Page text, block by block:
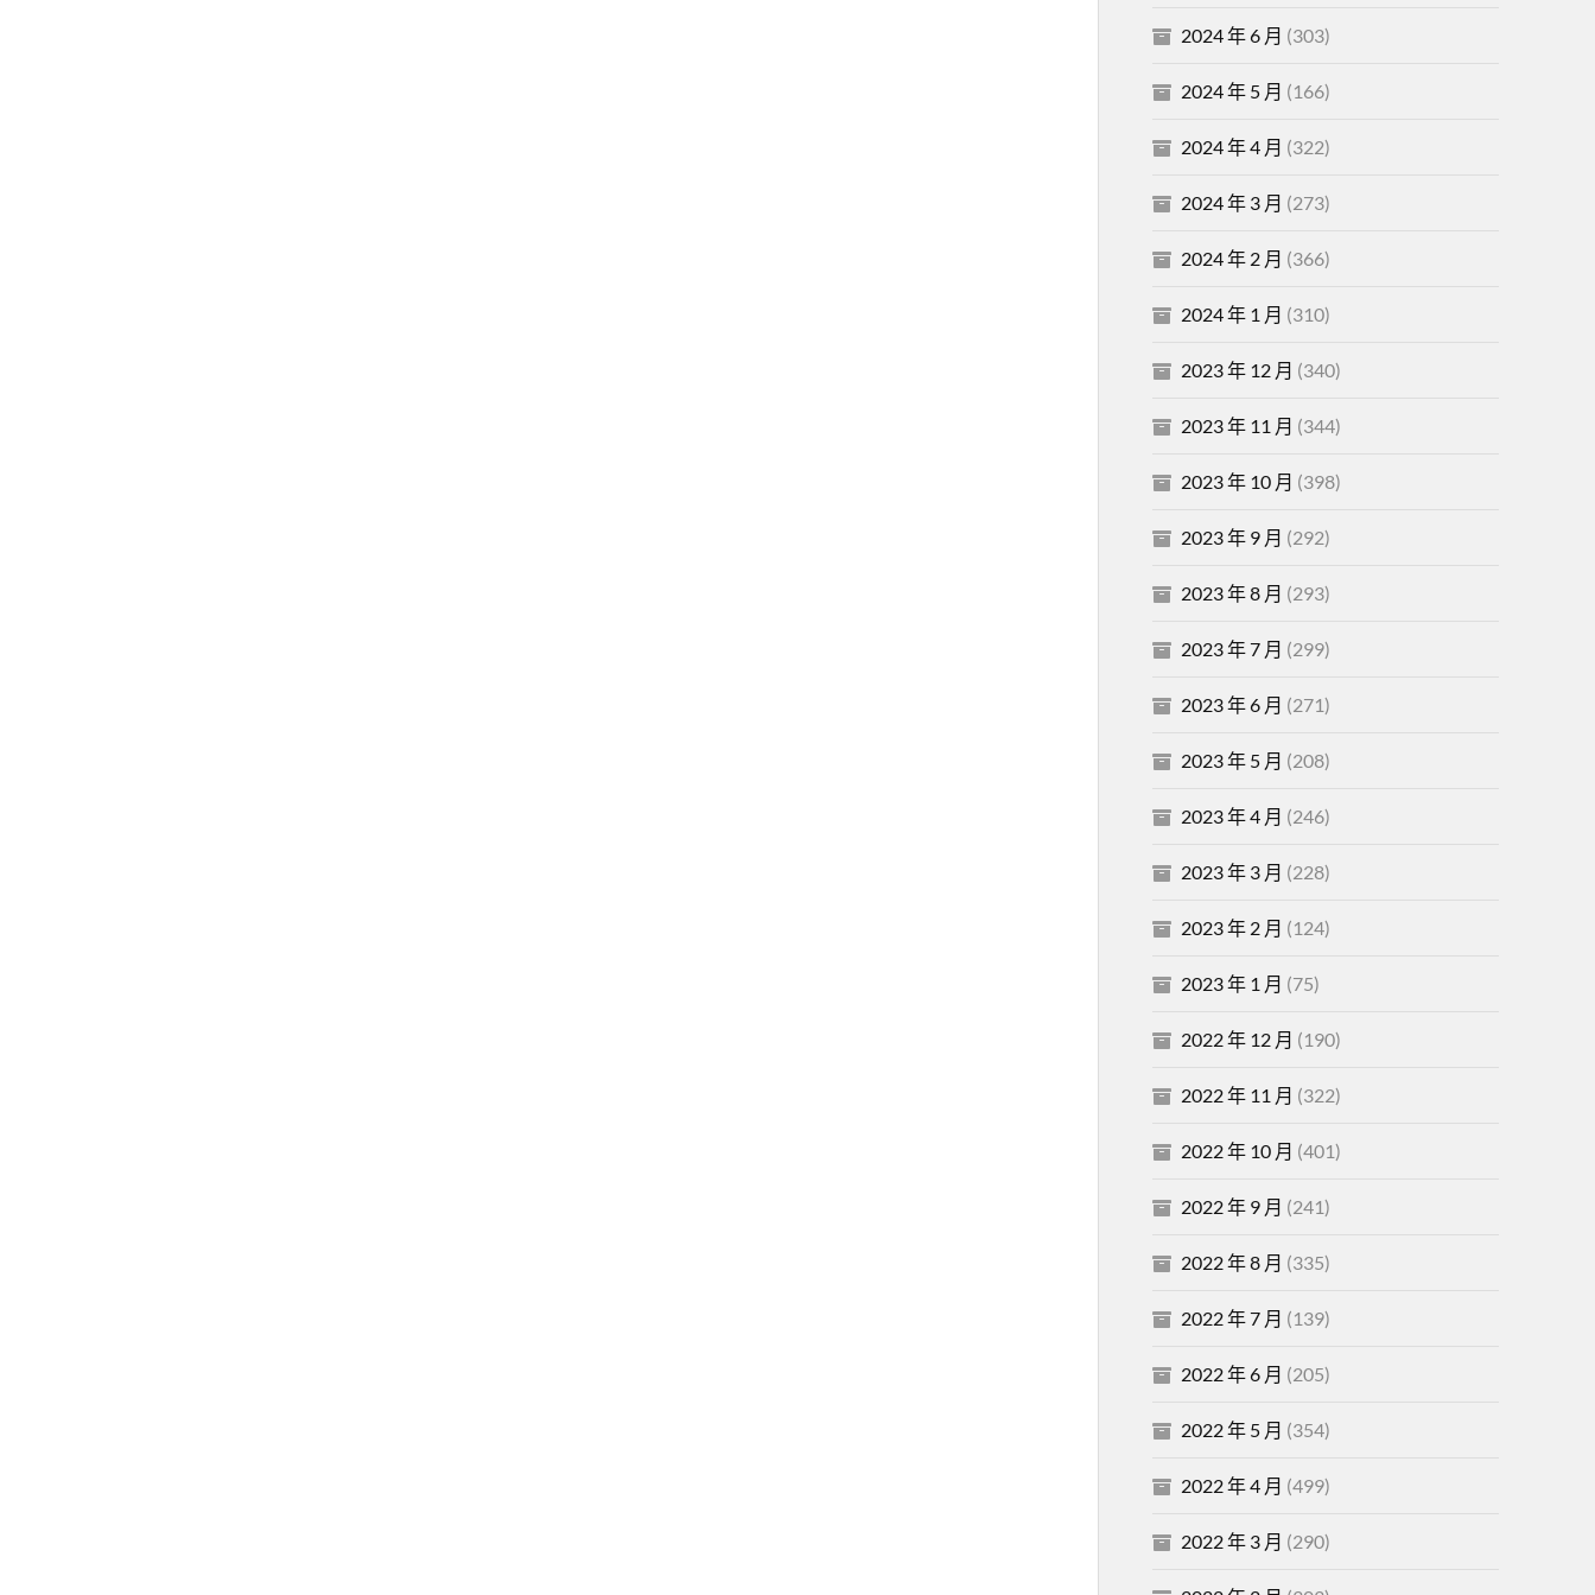
2024 年 6 月 (303)
2024 年 5 月 (166)
2024 年 4 月 (322)
2024 年 3 月 (273)
2024 年 2 月 (366)
2024 年 1 月 (310)
2023 年 12 月 (340)
2023 年 11 月 (344)
2023 年 10 月 (398)
2023 年 9 月 (292)
2023 年 8 月 (293)
2023 年 7 月 (299)
2023 年 6 月 (271)
2023 年 5 月 (208)
2023 年 4 月 (246)
2023 年 3 月 (228)
2023 年 2 月 (124)
2023 年 1 月 (75)
2022 年 12 月 (190)
2022 年 11 月 (322)
2022 年 10 月 (401)
2022 年 9 月 (241)
2022 年 8 月 (335)
2022 年 7 月 (139)
2022 年 6 月 (205)
2022 年 5 月 (354)
2022 年 4 月 (499)
2022 年 3 月 (290)